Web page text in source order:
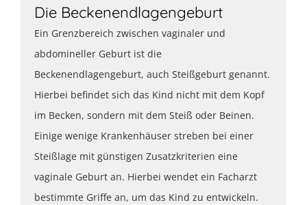
Die Beckenendlagengeburt
Ein Grenzbereich zwischen vaginaler und
abdomineller Geburt ist die
Beckenendlagengeburt, auch Steißgeburt genannt.
Hierbei befindet sich das Kind nicht mit dem Kopf
im Becken, sondern mit dem Steiß oder Beinen.
Einige wenige Krankenhäuser streben bei einer
Steißlage mit günstigen Zusatzkriterien eine
vaginale Geburt an. Hierbei wendet ein Facharzt
bestimmte Griffe an, um das Kind zu entwickeln.